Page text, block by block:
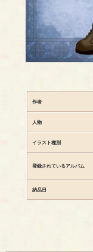
作者
人物
イラスト種別
登録されているアルバム
納品日